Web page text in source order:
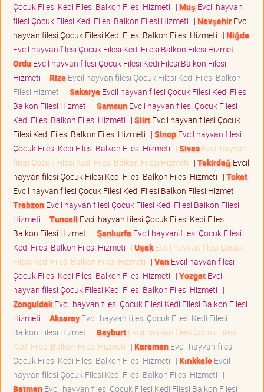
Çocuk Filesi Kedi Filesi Balkon Filesi Hizmeti | Muş Evcil hayvan
filesi Çocuk Filesi Kedi Filesi Balkon Filesi Hizmeti | NevşehirEvcil
hayvan filesi Çocuk Filesi Kedi Filesi Balkon Filesi Hizmeti | Niğde
Evcil hayvan filesi Çocuk Filesi Kedi Filesi Balkon Filesi Hizmeti |
OrduEvcil hayvan filesi Çocuk Filesi Kedi Filesi Balkon Filesi
Hizmeti | RizeEvcil hayvan filesi Çocuk Filesi Kedi Filesi Balkon
Filesi Hizmeti | Sakarya Evcil hayvan filesi Çocuk Filesi Kedi Filesi
Balkon Filesi Hizmeti | SamsunEvcil hayvan filesi Çocuk Filesi
Kedi Filesi Balkon Filesi Hizmeti | SiirtEvcil hayvan filesi Çocuk
Filesi Kedi Filesi Balkon Filesi Hizmeti | SinopEvcil hayvan filesi
Çocuk Filesi Kedi Filesi Balkon Filesi Hizmeti | SivasEvcil hayvan
filesi Çocuk Filesi Kedi Filesi Balkon Filesi Hizmeti | Tekirdağ Evcil
hayvan filesi Çocuk Filesi Kedi Filesi Balkon Filesi Hizmeti | Tokat
Evcil hayvan filesi Çocuk Filesi Kedi Filesi Balkon Filesi Hizmeti |
TrabzonEvcil hayvan filesi Çocuk Filesi Kedi Filesi Balkon Filesi
Hizmeti | Tunceli Evcil hayvan filesi Çocuk Filesi Kedi Filesi
Balkon Filesi Hizmeti | Şanlıurfa Evcil hayvan filesi Çocuk Filesi
Kedi Filesi Balkon Filesi Hizmeti | UşakEvcil hayvan filesi Çocuk
Filesi Kedi Filesi Balkon Filesi Hizmeti | VanEvcil hayvan filesi
Çocuk Filesi Kedi Filesi Balkon Filesi Hizmeti | YozgatEvcil
hayvan filesi Çocuk Filesi Kedi Filesi Balkon Filesi Hizmeti |
ZonguldakEvcil hayvan filesi Çocuk Filesi Kedi Filesi Balkon Filesi
Hizmeti | AksarayEvcil hayvan filesi Çocuk Filesi Kedi Filesi
Balkon Filesi Hizmeti | BayburtEvcil hayvan filesi Çocuk Filesi
Kedi Filesi Balkon Filesi Hizmeti | KaramanEvcil hayvan filesi
Çocuk Filesi Kedi Filesi Balkon Filesi Hizmeti | KırıkkaleEvcil
hayvan filesi Çocuk Filesi Kedi Filesi Balkon Filesi Hizmeti |
BatmanEvcil hayvan filesi Çocuk Filesi Kedi Filesi Balkon Filesi